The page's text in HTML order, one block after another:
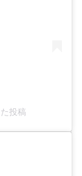
投稿